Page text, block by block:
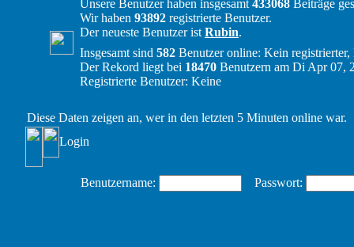
Unsere Benutzer haben insgesamt 433068 Beiträge
Wir haben 93892 registrierte Benutzer.
Der neueste Benutzer ist Rubin.
Insgesamt sind 582 Benutzer online: Kein
Der Rekord liegt bei 18470 Benutzern am Di Apr 07,
Registrierte Benutzer: Keine
Diese Daten zeigen an, wer in den letzten 5 Minuten online war.
Login
Benutzername: Passwort: